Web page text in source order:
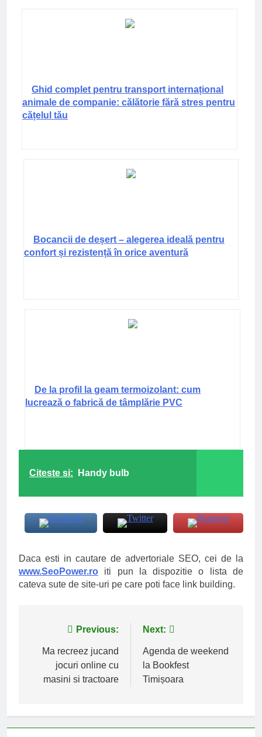
Ghid complet pentru transport internațional
animale de companie: călătorie fără stres pentru
cățelul tău
Bocancii de deșert – alegerea ideală pentru
confort și rezistență în orice aventură
De la profil la geam termoizolant: cum
lucrează o fabrică de tâmplărie PVC
Citeste si: Handy bulb
Daca esti in cautare de advertoriale SEO, cei de la
www.SeoPower.ro iti pun la dispozitie o lista de
cateva sute de site-uri pe care poti face link building.
Navigare
articole
Previous:
Ma recreez jucand
jocuri online cu
masini si tractoare
Next:
Agenda de weekend
la Bookfest
Timișoara